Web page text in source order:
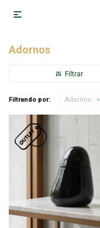

Adornos
Filtrando por: Adornos